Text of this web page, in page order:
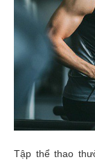
hệ
Tập thể thao